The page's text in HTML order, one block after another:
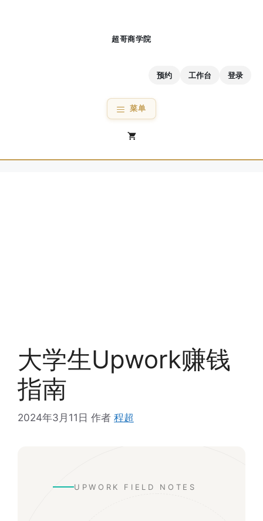
预约 工作台 登录
菜单
大学生Upwork赚钱
指南
2024年3月11日 作者 程超
UPWORK FIELD NOTES